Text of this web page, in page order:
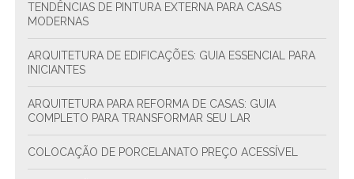
TENDÊNCIAS DE PINTURA EXTERNA PARA CASAS
MODERNAS
ARQUITETURA DE EDIFICAÇÕES: GUIA ESSENCIAL PARA
INICIANTES
ARQUITETURA PARA REFORMA DE CASAS: GUIA
COMPLETO PARA TRANSFORMAR SEU LAR
COLOCAÇÃO DE PORCELANATO PREÇO ACESSÍVEL